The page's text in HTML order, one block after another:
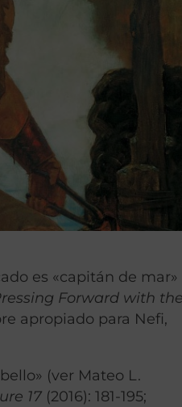
es «capitán de mar»
Forward with the
apropiado para Nefi,
(ver Mateo L.
17 (2016): 181-195;